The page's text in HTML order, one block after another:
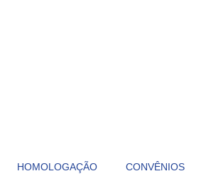
HOMOLOGAÇÃO CONVÊNIOS